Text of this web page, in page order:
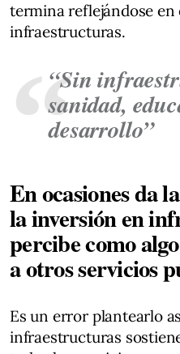
termina reflejándose en
infraestructuras.
“Sin
sanidad,
desarrollo”
En ocasiones da
la inversión en
percibe como
a otros servicios
Es un error plantearlo
infraestructuras